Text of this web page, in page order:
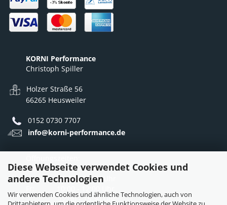
Diese Webseite verwendet Cookies und
andere Technologien
Wir verwenden Cookies und ähnliche Technologien, auch von
KORNI Performance
Christoph Spiller
Holzer Straße 56
66265 Heusweiler
0152 0730 7707
info@korni-performance.de
Mo - Do: 10:00 - 12:00 Uhr
12:30 - 16:30 Uhr
12:30 - 15:30 Uhr